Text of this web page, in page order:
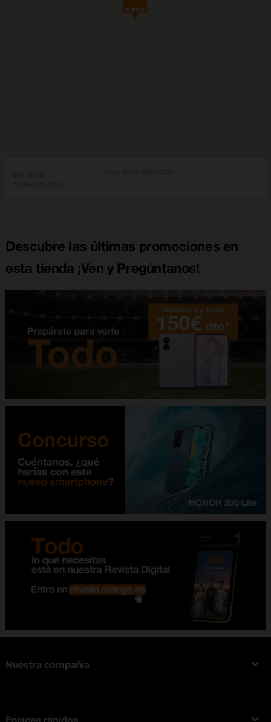
Descubre las últimas promociones en
esta tienda ¡Ven y Pregúntanos!
Nuestra compañía
Enlaces rápidos